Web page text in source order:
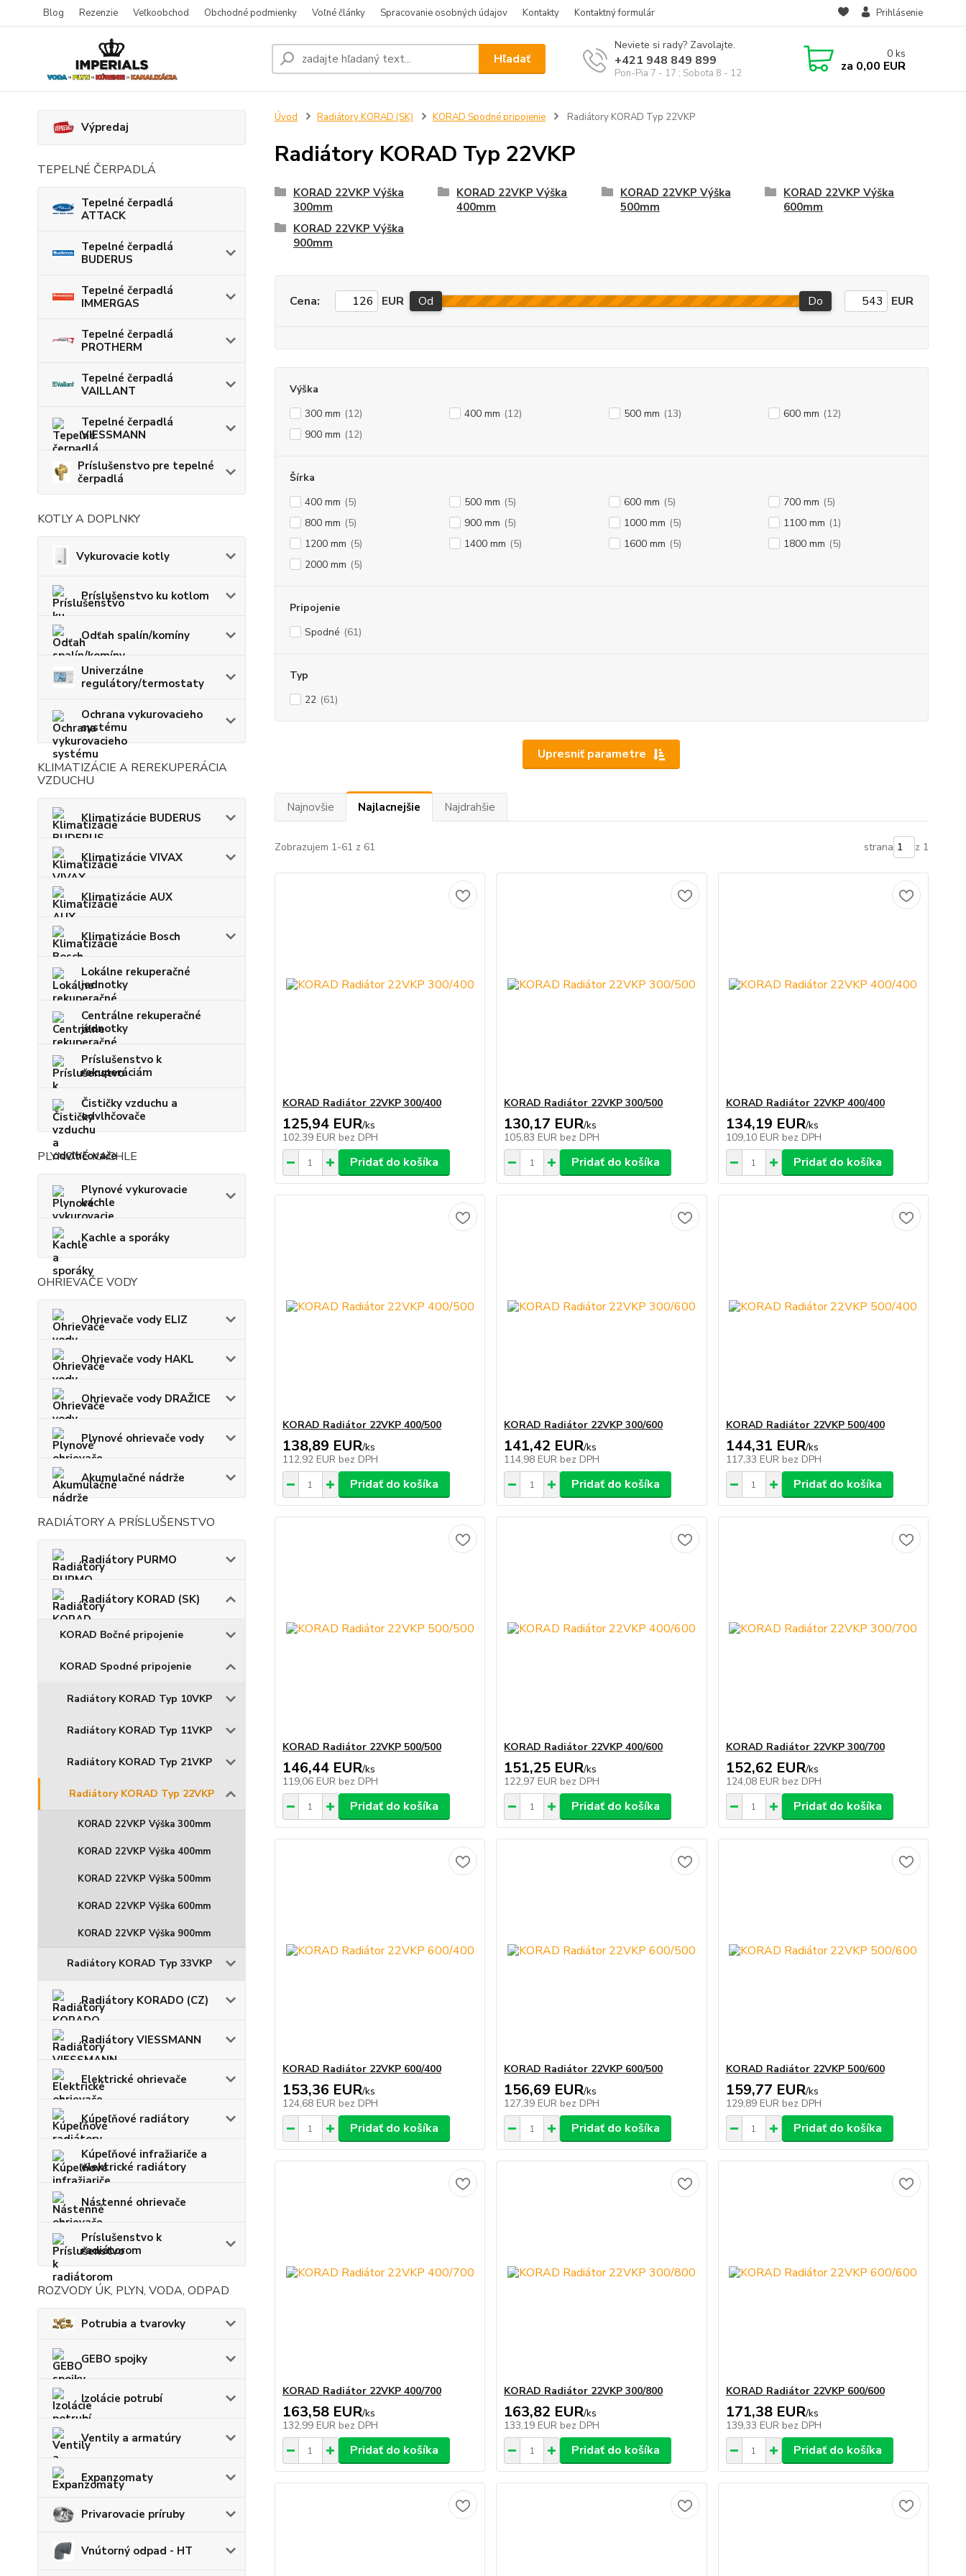
Blog Rezenzie Veľkoobchod Obchodné podmienky Voľné články Spracovanie osobných údajov Kontakty Kontaktný formulár Prihlásenie
Hľadať
Neviete si rady? Zavolajte.
+421 948 849 899
Pon-Pia 7 - 17 ; Sobota 8 - 12
0 ks
za 0,00 EUR
Výpredaj
TEPELNÉ ČERPADLÁ
Tepelné čerpadlá
ATTACK
Tepelné čerpadlá
BUDERUS
Tepelné čerpadlá
IMMERGAS
Tepelné čerpadlá
PROTHERM
Tepelné čerpadlá
VAILLANT
Tepelné čerpadlá
VIESSMANN
Príslušenstvo pre tepelné
čerpadlá
KOTLY A DOPLNKY
Vykurovacie kotly
Príslušenstvo ku kotlom
Odťah spalín/komíny
Univerzálne
regulátory/termostaty
Ochrana vykurovacieho
systému
KLIMATIZÁCIE A REREKUPERÁCIA
VZDUCHU
Klimatizácie BUDERUS
Klimatizácie VIVAX
Klimatizácie AUX
Klimatizácie Bosch
Lokálne rekuperačné
jednotky
Centrálne rekuperačné
jednotky
Príslušenstvo k
rekuperáciám
Čističky vzduchu a
odvlhčovače
PLYNOVÉ KACHLE
Plynové vykurovacie
kachle
Kachle a sporáky
OHRIEVAČE VODY
Ohrievače vody ELIZ
Ohrievače vody HAKL
Ohrievače vody DRAŽICE
Plynové ohrievače vody
Akumulačné nádrže
RADIÁTORY A PRÍSLUŠENSTVO
Radiátory PURMO
Radiátory KORAD (SK)
KORAD Bočné pripojenie
KORAD Spodné pripojenie
Radiátory KORAD Typ 10VKP
Radiátory KORAD Typ 11VKP
Radiátory KORAD Typ 21VKP
Radiátory KORAD Typ 22VKP
KORAD 22VKP Výška 300mm
KORAD 22VKP Výška 400mm
KORAD 22VKP Výška 500mm
KORAD 22VKP Výška 600mm
KORAD 22VKP Výška 900mm
Radiátory KORAD Typ 33VKP
Radiátory KORADO (CZ)
Radiátory VIESSMANN
Elektrické ohrievače
Kúpeľňové radiátory
Kúpeľňové infražiariče a
elektrické radiátory
Nástenné ohrievače
Príslušenstvo k
radiátorom
ROZVODY ÚK, PLYN, VODA, ODPAD
Potrubia a tvarovky
GEBO spojky
Izolácie potrubí
Ventily a armatúry
Expanzomaty
Privarovacie príruby
Vnútorný odpad - HT
Úvod Radiátory KORAD (SK) KORAD Spodné pripojenie Radiátory KORAD Typ 22VKP
Radiátory KORAD Typ 22VKP
KORAD 22VKP Výška
300mm
KORAD 22VKP Výška
400mm
KORAD 22VKP Výška
500mm
KORAD 22VKP Výška
600mm
KORAD 22VKP Výška
900mm
Upresniť parametre
Cena: EUR Od Do EUR
Výška
300 mm (12) 400 mm (12) 500 mm (13) 600 mm (12)
900 mm (12)
Šírka
400 mm (5) 500 mm (5) 600 mm (5) 700 mm (5)
800 mm (5) 900 mm (5) 1000 mm (5) 1100 mm (1)
1200 mm (5) 1400 mm (5) 1600 mm (5) 1800 mm (5)
2000 mm (5)
Pripojenie
Spodné (61)
Typ
22 (61)
Najnovšie Najlacnejšie Najdrahšie
Zobrazujem 1-61 z 61 strana z 1
KORAD Radiátor 22VKP 300/400
125,94 EUR/ks
102,39 EUR bez DPH
Pridať do košíka
KORAD Radiátor 22VKP 300/500
130,17 EUR/ks
105,83 EUR bez DPH
Pridať do košíka
KORAD Radiátor 22VKP 400/400
134,19 EUR/ks
109,10 EUR bez DPH
Pridať do košíka
KORAD Radiátor 22VKP 400/500
138,89 EUR/ks
112,92 EUR bez DPH
Pridať do košíka
KORAD Radiátor 22VKP 300/600
141,42 EUR/ks
114,98 EUR bez DPH
Pridať do košíka
KORAD Radiátor 22VKP 500/400
144,31 EUR/ks
117,33 EUR bez DPH
Pridať do košíka
KORAD Radiátor 22VKP 500/500
146,44 EUR/ks
119,06 EUR bez DPH
Pridať do košíka
KORAD Radiátor 22VKP 400/600
151,25 EUR/ks
122,97 EUR bez DPH
Pridať do košíka
KORAD Radiátor 22VKP 300/700
152,62 EUR/ks
124,08 EUR bez DPH
Pridať do košíka
KORAD Radiátor 22VKP 600/400
153,36 EUR/ks
124,68 EUR bez DPH
Pridať do košíka
KORAD Radiátor 22VKP 600/500
156,69 EUR/ks
127,39 EUR bez DPH
Pridať do košíka
KORAD Radiátor 22VKP 500/600
159,77 EUR/ks
129,89 EUR bez DPH
Pridať do košíka
KORAD Radiátor 22VKP 400/700
163,58 EUR/ks
132,99 EUR bez DPH
Pridať do košíka
KORAD Radiátor 22VKP 300/800
163,82 EUR/ks
133,19 EUR bez DPH
Pridať do košíka
KORAD Radiátor 22VKP 600/600
171,38 EUR/ks
139,33 EUR bez DPH
Pridať do košíka